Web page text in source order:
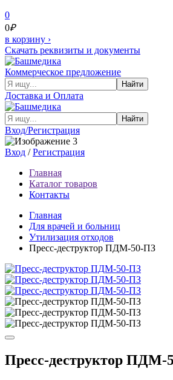
0
0₽
в корзину ›
Скачать реквизиты и документы
Коммерческое предложение
Найти
Доставка и Оплата
Найти
Вход/Регистрация
Вход /Регистрация
Главная
Каталог товаров
Контакты
Главная
Для врачей и больниц
Утилизация отходов
Пресс-деструктор ПДМ-50-ПЗ
Пресс-деструктор ПДМ-